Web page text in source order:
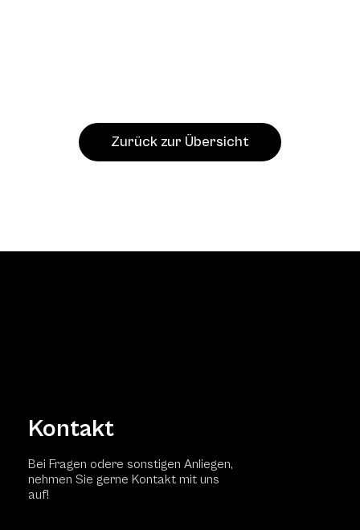
Zurück zur Übersicht
Kontakt
Bei Fragen odere sonstigen Anliegen,
nehmen Sie gerne Kontakt mit uns
auf!